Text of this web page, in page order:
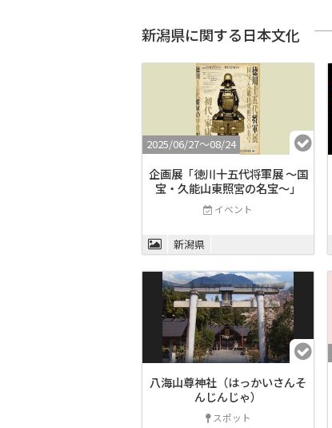
新潟県に関する日本文化
2025/06/27〜08/24
企画展「徳川十五代将軍展 ～国
宝・久能山東照宮の名宝～」
イベント
新潟県
八海山尊神社（はっかいさんそ
んじんじゃ）
スポット